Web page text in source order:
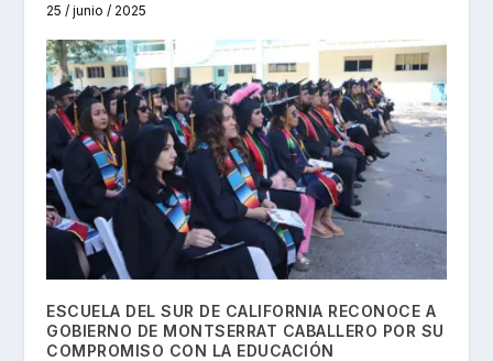
25 / junio / 2025
ESCUELA DEL SUR DE CALIFORNIA RECONOCE A
GOBIERNO DE MONTSERRAT CABALLERO POR SU
COMPROMISO CON LA EDUCACIÓN